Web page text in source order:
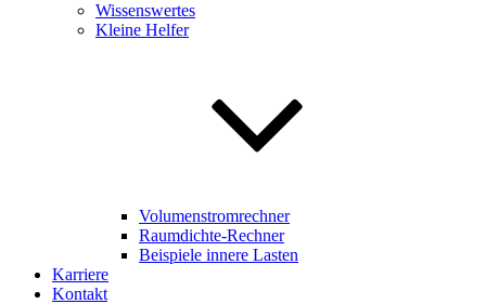
Wissenswertes
Kleine Helfer
Volumenstromrechner
Raumdichte-Rechner
Beispiele innere Lasten
Karriere
Kontakt